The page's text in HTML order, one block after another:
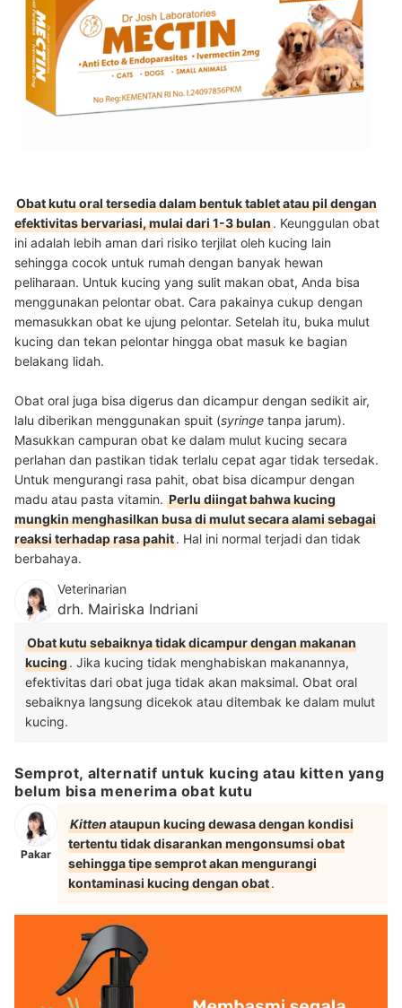
Obat kutu oral tersedia dalam bentuk tablet atau pil dengan
efektivitas bervariasi, mulai dari 1-3 bulan. Keunggulan obat
ini adalah lebih aman dari risiko terjilat oleh kucing lain
sehingga cocok untuk rumah dengan banyak hewan
peliharaan. Untuk kucing yang sulit makan obat, Anda bisa
menggunakan pelontar obat. Cara pakainya cukup dengan
memasukkan obat ke ujung pelontar. Setelah itu, buka mulut
kucing dan tekan pelontar hingga obat masuk ke bagian
belakang lidah.
Obat oral juga bisa digerus dan dicampur dengan sedikit air,
lalu diberikan menggunakan spuit (syringe tanpa jarum).
Masukkan campuran obat ke dalam mulut kucing secara
perlahan dan pastikan tidak terlalu cepat agar tidak tersedak.
Untuk mengurangi rasa pahit, obat bisa dicampur dengan
madu atau pasta vitamin. Perlu diingat bahwa kucing
mungkin menghasilkan busa di mulut secara alami sebagai
reaksi terhadap rasa pahit. Hal ini normal terjadi dan tidak
berbahaya.
Veterinarian
drh. Mairiska Indriani
Obat kutu sebaiknya tidak dicampur dengan makanan
kucing. Jika kucing tidak menghabiskan makanannya,
efektivitas dari obat juga tidak akan maksimal. Obat oral
sebaiknya langsung dicekok atau ditembak ke dalam mulut
kucing.
Semprot, alternatif untuk kucing atau kitten yang
belum bisa menerima obat kutu
Pakar
Kittenataupun kucing dewasa dengan kondisi
tertentu tidak disarankan mengonsumsi obat
sehingga tipe semprot akan mengurangi
kontaminasi kucing dengan obat.